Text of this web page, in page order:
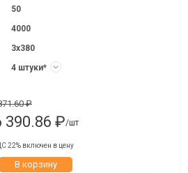
50
4000
3х380
4 штуки*
₽
390.86 ₽/шт
22% включен в цену
В корзину